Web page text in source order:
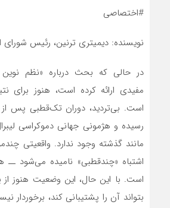
#اختصاصی
نویسنده: دیمیتری ترنین، رئیس شورای
در حالی که بحث درباره «نظم
مفیدی ارائه کرده است، هنوز برای
است. بی‌تردید، دوران تک‌قطبی پس
رسیده و هژمونی جهانی دموکراسی
مانند گذشته وجود ندارد. واقعیتی
اشتباه «چندقطبی» نامیده می‌شود ــ
است. با این حال، این وضعیت هنوز
بتواند آن را پشتیبانی کند، برخوردار